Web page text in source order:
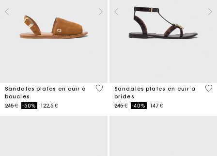
Sandales plates en cuir à
boucles
Price reduced from
245 €to-50% 122,5 €
5 out of 5 Customer Rating
Sandales plates en cuir à
brides
Price reduced from
245 €to-40% 147 €
3,9